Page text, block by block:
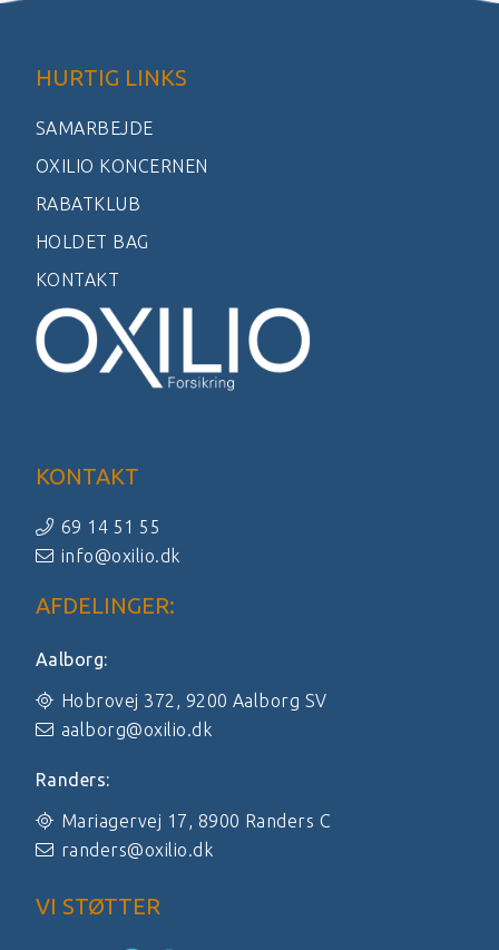
HURTIG LINKS
SAMARBEJDE
OXILIO KONCERNEN
RABATKLUB
HOLDET BAG
KONTAKT
KONTAKT
69 14 51 55
info@oxilio.dk
AFDELINGER:
Aalborg:
Hobrovej 372, 9200 Aalborg SV
aalborg@oxilio.dk
Randers:
Mariagervej 17, 8900 Randers C
randers@oxilio.dk
VI STØTTER